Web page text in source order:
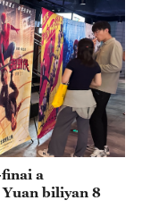
a
biliyan 8